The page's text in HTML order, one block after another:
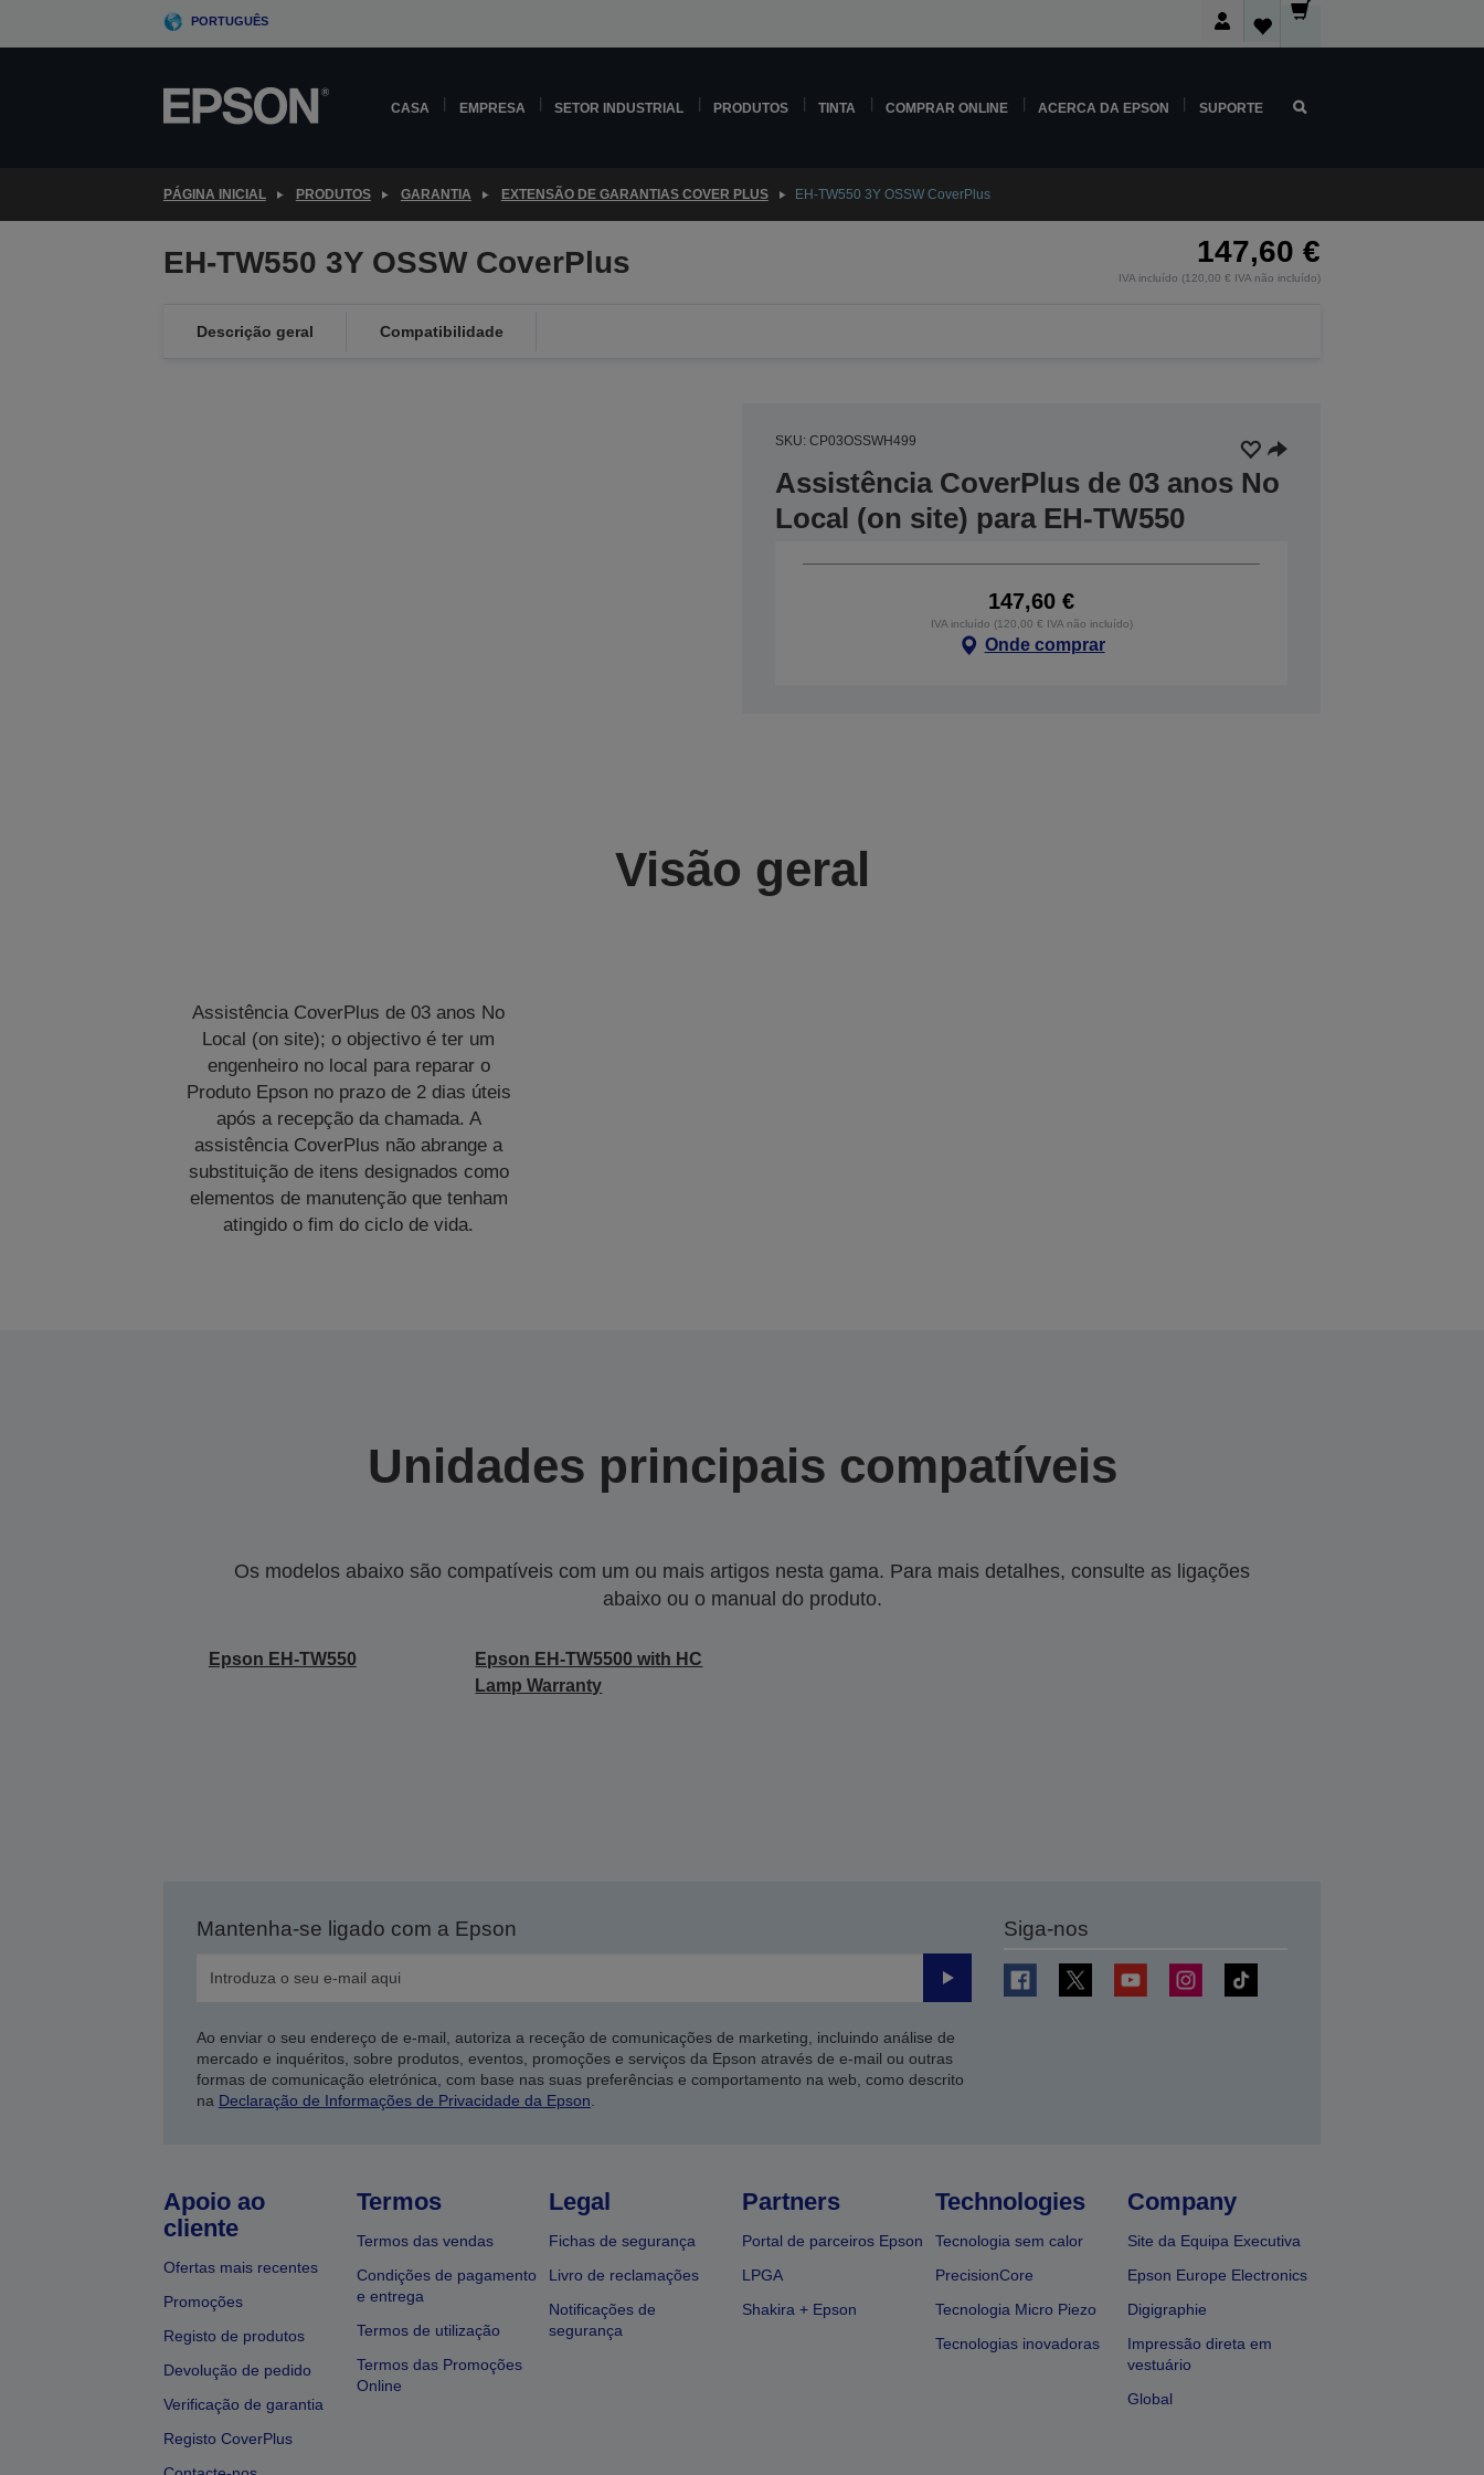
PORTUGUÊS
CASA EMPRESA SETOR INDUSTRIAL PRODUTOS TINTA COMPRAR ONLINE ACERCA DA EPSON SUPORTE
PÁGINA INICIAL PRODUTOS GARANTIA EXTENSÃO DE GARANTIAS COVER PLUS EH-TW550 3Y OSSW CoverPlus
EH-TW550 3Y OSSW CoverPlus 147,60 €
IVA incluído (120,00 € IVA não incluído)
Descrição geral Compatibilidade
SKU: CP03OSSWH499
Assistência CoverPlus de 03 anos No
Local (on site) para EH-TW550
147,60 €
IVA incluído (120,00 € IVA não incluído)
Onde comprar
Visão geral
Assistência CoverPlus de 03 anos No
Local (on site); o objectivo é ter um
engenheiro no local para reparar o
Produto Epson no prazo de 2 dias úteis
após a recepção da chamada. A
assistência CoverPlus não abrange a
substituição de itens designados como
elementos de manutenção que tenham
atingido o fim do ciclo de vida.
Unidades principais compatíveis
Os modelos abaixo são compatíveis com um ou mais artigos nesta gama. Para mais detalhes, consulte as ligações
abaixo ou o manual do produto.
Epson EH-TW550
Epson EH-TW5500 with HC
Lamp Warranty
Mantenha-se ligado com a Epson
Enviar
Ao enviar o seu endereço de e-mail, autoriza a receção de comunicações de marketing, incluindo análise de
mercado e inquéritos, sobre produtos, eventos, promoções e serviços da Epson através de e-mail ou outras
formas de comunicação eletrónica, com base nas suas preferências e comportamento na web, como descrito
na Declaração de Informações de Privacidade da Epson
Siga-nos
Apoio ao
cliente
Ofertas mais recentes
Promoções
Registo de produtos
Devolução de pedido
Verificação de garantia
Registo CoverPlus
Termos
Termos das vendas
Condições de pagamento
e entrega
Termos de utilização
Termos das Promoções
Online
Legal
Fichas de segurança
Livro de reclamações
Notificações de
segurança
Partners
Portal de parceiros Epson
LPGA
Shakira + Epson
Technologies
Tecnologia sem calor
PrecisionCore
Tecnologia Micro Piezo
Tecnologias inovadoras
Company
Site da Equipa Executiva
Epson Europe Electronics
Digigraphie
Impressão direta em
vestuário
Global